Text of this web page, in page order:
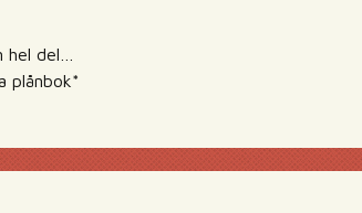
del…
plånbok*